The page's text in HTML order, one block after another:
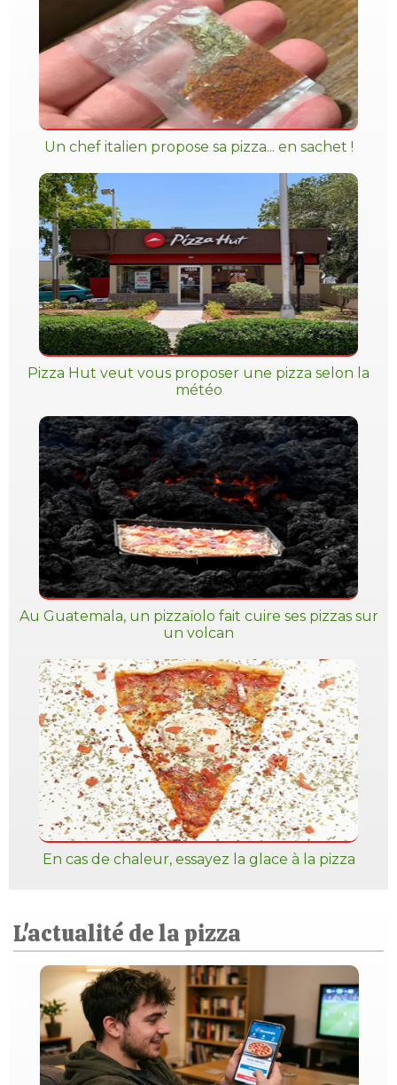
Un chef italien propose sa pizza... en sachet !
Pizza Hut veut vous proposer une pizza selon la
météo
Au Guatemala, un pizzaïolo fait cuire ses pizzas sur
un volcan
En cas de chaleur, essayez la glace à la pizza
L'actualité de la pizza